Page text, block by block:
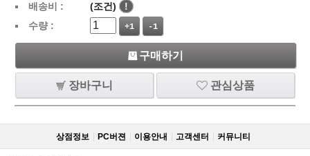
배송비 :
(조건)
!
수량 :
+1 -1
구매하기
장바구니 관심상품
상점정보 PC버젼 이용안내 고객센터 커뮤니티